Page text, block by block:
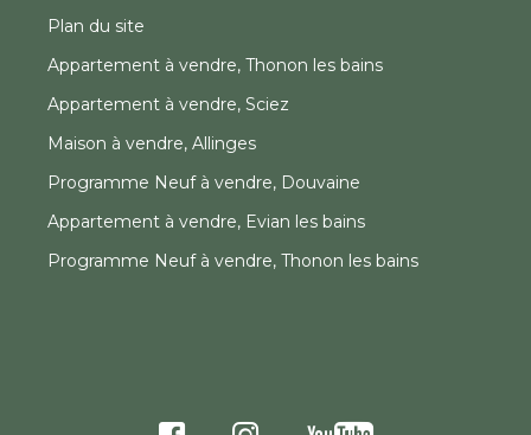
Plan du site
Appartement à vendre, Thonon les bains
Appartement à vendre, Sciez
Maison à vendre, Allinges
Programme Neuf à vendre, Douvaine
Appartement à vendre, Evian les bains
Programme Neuf à vendre, Thonon les bains